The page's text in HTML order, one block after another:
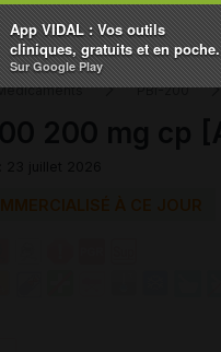
PBI-200
App VIDAL : Vos outils
cliniques, gratuits et en poche.
Sur Google Play